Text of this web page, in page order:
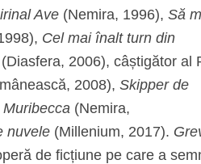
Ave (Nemira, 1996), Să
Cel mai înalt turn din
2006), câștigător al
2008), Skipper de
(Nemira,
nuvele (Millenium, 2017).
de ficțiune pe care a